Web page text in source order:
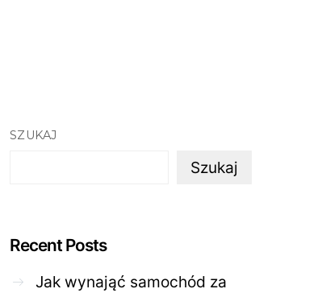
SZUKAJ
Szukaj
Recent Posts
Jak wynająć samochód za